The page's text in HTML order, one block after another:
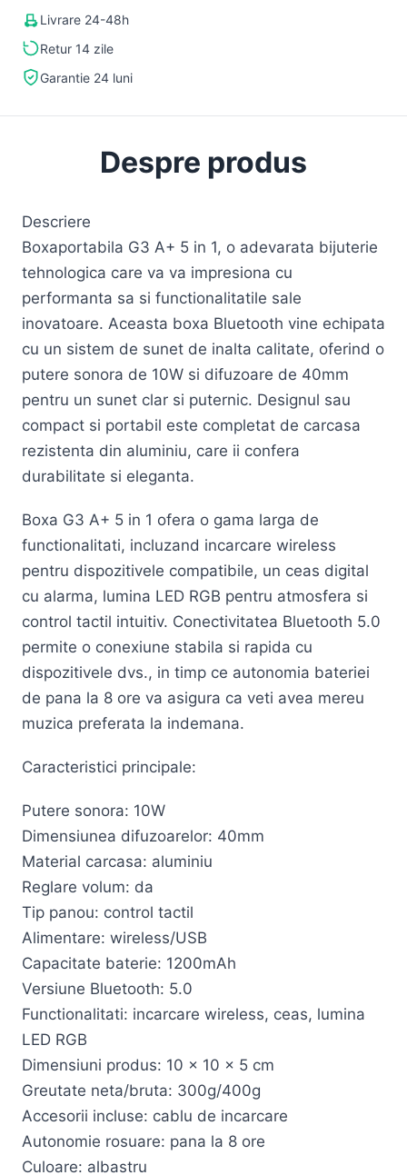
Livrare 24-48h
Retur 14 zile
Garantie 24 luni
Despre produs
Descriere
Boxaportabila G3 A+ 5 in 1, o adevarata bijuterie
tehnologica care va va impresiona cu
performanta sa si functionalitatile sale
inovatoare. Aceasta boxa Bluetooth vine echipata
cu un sistem de sunet de inalta calitate, oferind o
putere sonora de 10W si difuzoare de 40mm
pentru un sunet clar si puternic. Designul sau
compact si portabil este completat de carcasa
rezistenta din aluminiu, care ii confera
durabilitate si eleganta.
Boxa G3 A+ 5 in 1 ofera o gama larga de
functionalitati, incluzand incarcare wireless
pentru dispozitivele compatibile, un ceas digital
cu alarma, lumina LED RGB pentru atmosfera si
control tactil intuitiv. Conectivitatea Bluetooth 5.0
permite o conexiune stabila si rapida cu
dispozitivele dvs., in timp ce autonomia bateriei
de pana la 8 ore va asigura ca veti avea mereu
muzica preferata la indemana.
Caracteristici principale:
Putere sonora: 10W
Dimensiunea difuzoarelor: 40mm
Material carcasa: aluminiu
Reglare volum: da
Tip panou: control tactil
Alimentare: wireless/USB
Capacitate baterie: 1200mAh
Versiune Bluetooth: 5.0
Functionalitati: incarcare wireless, ceas, lumina
LED RGB
Dimensiuni produs: 10 x 10 x 5 cm
Greutate neta/bruta: 300g/400g
Accesorii incluse: cablu de incarcare
Autonomie rosuare: pana la 8 ore
Culoare: albastru